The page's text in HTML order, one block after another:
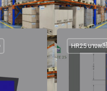
HR25 บางพ